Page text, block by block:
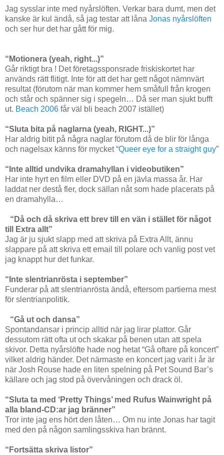
Jag sysslar inte med nyårslöften. Verkar bara dumt, men det
kanske är kul ändå, så jag testar att låna Jonas nyårslöften
och ser hur det har gått för mig.
“Motionera (yeah, right...)”
Går riktigt bra ! Det företagssponsrade friskiskortet har
används rätt flitigt. Inte för att det har gett något nämnvärt
resultat (förutom när man kommer hem småfull från krogen
och står och spänner sig i spegeln… Då ser man sjukt bufft
ut. Beach 2006 får väl bli beach 2007 istället)
“Sluta bita på naglarna (yeah, RIGHT...)”
Har aldrig bitit på några naglar förutom då de blir för långa
och nagelsax känns för mycket “Queer eye for a straight guy”
“Inte alltid undvika dramahyllan i videobutiken”
Har inte hyrt en film eller DVD på en jävla massa år. Har
laddat ner destå fler, dock sällan nåt som hade placerats på
en dramahylla…
“Då och då skriva ett brev till en vän i stället för något
till Extra allt”
Jag är ju sjukt slapp med att skriva på Extra Allt, ännu
slappare på att skriva ett email till polare och vanlig post vet
jag knappt hur det funkar.
“Inte slentrianrösta i september”
Funderar på att slentrianrösta ändå, eftersom partierna mest
för slentrianpolitik.
“Gå ut och dansa”
Spontandansar i princip alltid när jag lirar plattor. Går
dessutom rätt ofta ut och skakar på benen utan att spela
skivor. Detta nyårslöfte hade nog hetat “Gå oftare på koncert”
vilket aldrig händer. Det närmaste en koncert jag varit i år är
när Josh Rouse hade en liten spelning på Pet Sound Bar’s
källare och jag stod på övervåningen och drack öl.
“Sluta ta med ‘Pretty Things’ med Rufus Wainwright på
alla bland-CD:ar jag bränner”
Tror inte jag ens hört den låten… Om nu inte Jonas har tagit
med den på någon samlingsskiva han brännt.
“Fortsätta skriva listor”